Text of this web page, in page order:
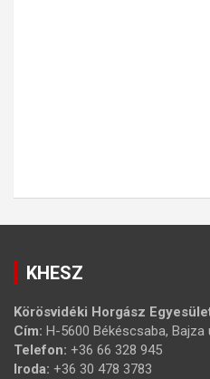
KHESZ
Körösvidéki Horgász
Cím: H-5600 Békéscsaba, Bajza
Telefon: +36 66 328 945
Iroda: +36 30 478 3783